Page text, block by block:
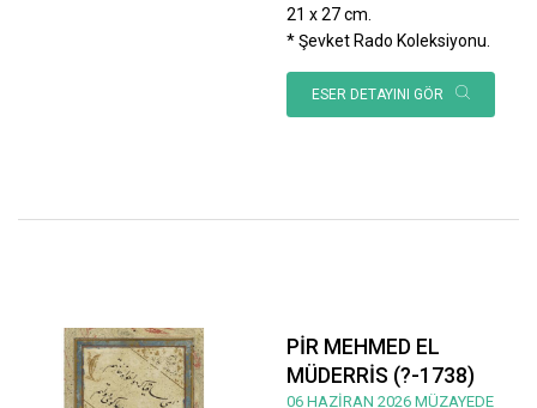
21 x 27 cm.
* Şevket Rado Koleksiyonu.
ESER DETAYINI GÖR
PİR MEHMED EL
MÜDERRİS (?-1738)
06 HAZİRAN 2026 MÜZAYEDE